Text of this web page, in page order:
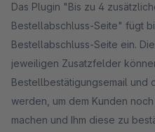
Das Plugin "Bis zu 4
Bestellabschluss-Seite" fügt
Bestellabschluss-Seite ein.
jeweiligen Zusatzfelder
Bestellbestätigungsemail und den Dokumenten abgefragt
werden, um dem Kunden
machen und Ihm diese zu